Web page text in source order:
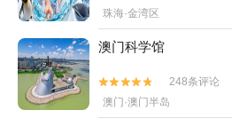
珠海·金湾区
澳门科学馆


248条评论
澳门·澳门半岛